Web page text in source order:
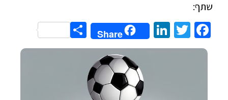
שתף:
Facebook
Twitter
LinkedIn
Share
Share